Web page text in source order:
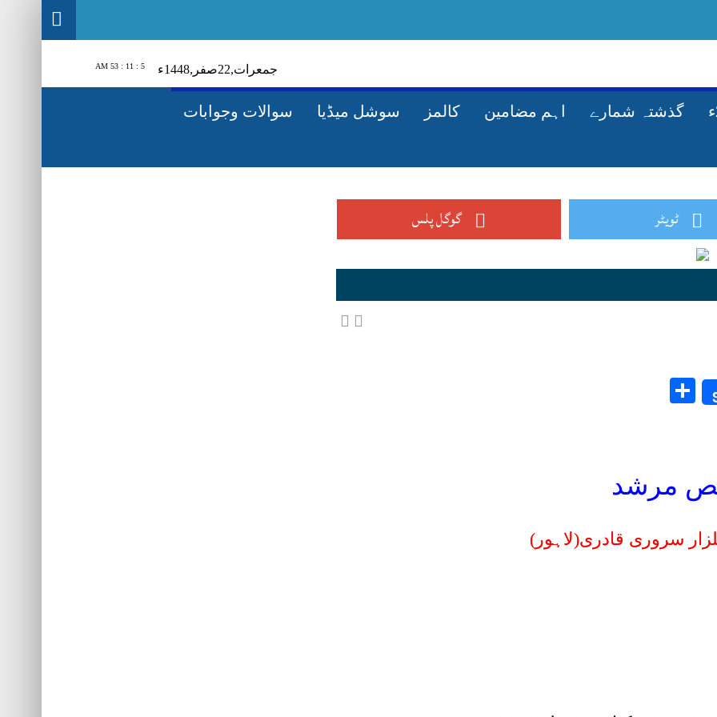
5 : 11 : 54 AM جمعرات‬‮, 22صفر‬, 1448ء
گذشتہ شمارے اہم مضامین کالمز سوشل میڈیا سوالات وجوابات
ٹویٹر گوگل پلس
مرشد
سروری قادری(لاہور)